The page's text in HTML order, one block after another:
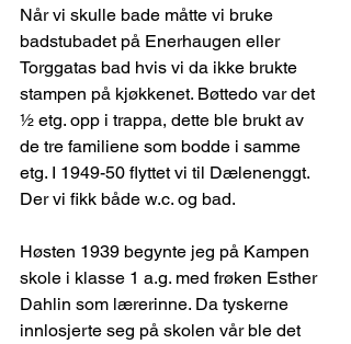
Når vi skulle bade måtte vi bruke
badstubadet på Enerhaugen eller
Torggatas bad hvis vi da ikke brukte
stampen på kjøkkenet. Bøttedo var det
½ etg. opp i trappa, dette ble brukt av
de tre familiene som bodde i samme
etg. I 1949-50 flyttet vi til Dælenenggt.
Der vi fikk både w.c. og bad.
Høsten 1939 begynte jeg på Kampen
skole i klasse 1 a.g. med frøken Esther
Dahlin som lærerinne. Da tyskerne
innlosjerte seg på skolen vår ble det